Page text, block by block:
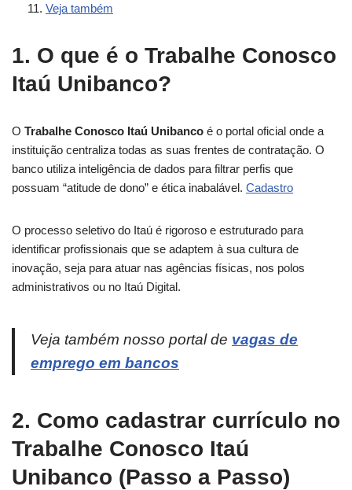
Veja também
1. O que é o Trabalhe Conosco
Itaú Unibanco?
O Trabalhe Conosco Itaú Unibanco é o portal oficial onde a
instituição centraliza todas as suas frentes de contratação. O
banco utiliza inteligência de dados para filtrar perfis que
possuam “atitude de dono” e ética inabalável. Cadastro
O processo seletivo do Itaú é rigoroso e estruturado para
identificar profissionais que se adaptem à sua cultura de
inovação, seja para atuar nas agências físicas, nos polos
administrativos ou no Itaú Digital.
Veja também nosso portal de vagas de
emprego em bancos
2. Como cadastrar currículo no
Trabalhe Conosco Itaú
Unibanco (Passo a Passo)